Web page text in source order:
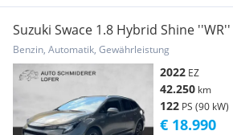
Suzuki Swace 1.8 Hybrid Shine ''WR''
Benzin, Automatik, Gewährleistung
2022 EZ
42.250 km
122 PS (90 kW)
€ 18.990